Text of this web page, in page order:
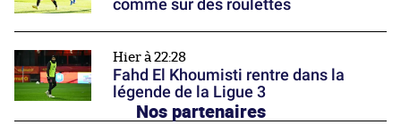
Hier à 22:28
Fahd El Khoumisti rentre dans la
légende de la Ligue 3
Nos partenaires